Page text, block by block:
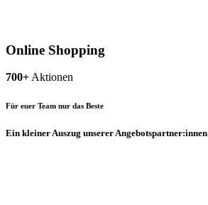
Online Shopping
700+ Aktionen
Für euer Team nur das Beste
Ein kleiner Auszug unserer Angebotspartner:innen